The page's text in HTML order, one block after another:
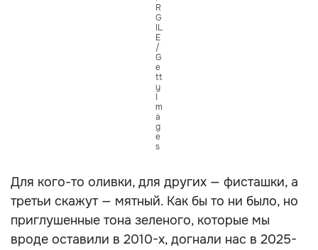
R
G
IL
E
/
G
e
tt
y
I
m
a
g
e
s
Для кого-то оливки, для других — фисташки, а
третьи скажут — мятный. Как бы то ни было, но
приглушенные тона зеленого, которые мы
вроде оставили в 2010-х, догнали нас в 2025-